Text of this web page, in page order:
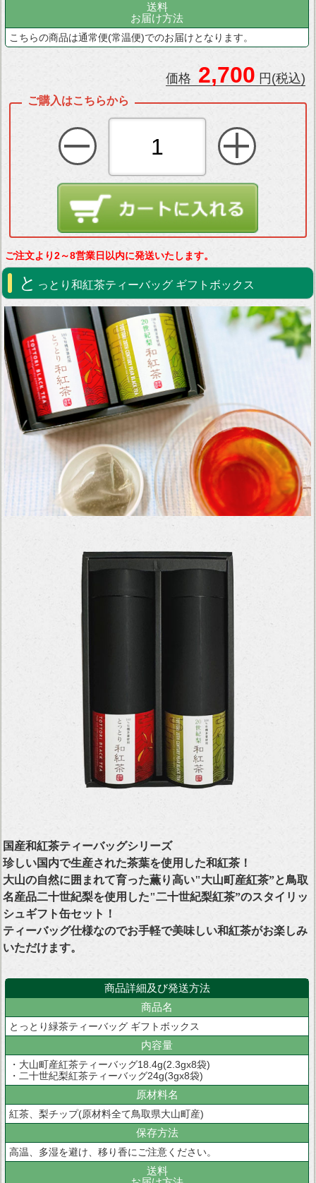
送料
お届け方法
こちらの商品は通常便(常温便)でのお届けとなります。
価格 2,700 円(税込)
ご注文より2～8営業日以内に発送いたします。
と っとり和紅茶ティーバッグ ギフトボックス
国産和紅茶ティーバッグシリーズ
珍しい国内で生産された茶葉を使用した和紅茶！
大山の自然に囲まれて育った薫り高い"大山町産紅茶”と鳥取
名産品二十世紀梨を使用した"二十世紀梨紅茶”のスタイリッ
シュギフト缶セット！
ティーバッグ仕様なのでお手軽で美味しい和紅茶がお楽しみ
いただけます。
商品詳細及び発送方法
商品名
とっとり緑茶ティーバッグ ギフトボックス
内容量
・大山町産紅茶ティーバッグ18.4g(2.3gx8袋)
・二十世紀梨紅茶ティーバッグ24g(3gx8袋)
原材料名
紅茶、梨チップ(原材料全て鳥取県大山町産)
保存方法
高温、多湿を避け、移り香にご注意ください。
送料